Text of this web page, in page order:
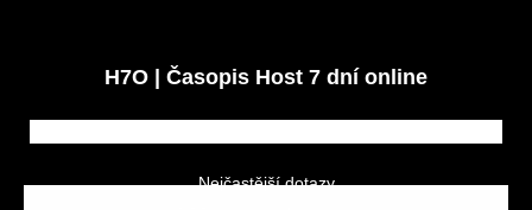
H7O | Časopis Host 7 dní online
Nejčastější dotazy